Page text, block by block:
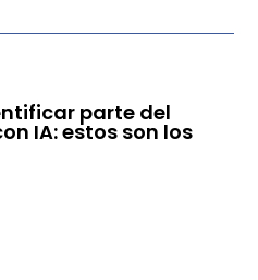
parte del
IA: estos son los